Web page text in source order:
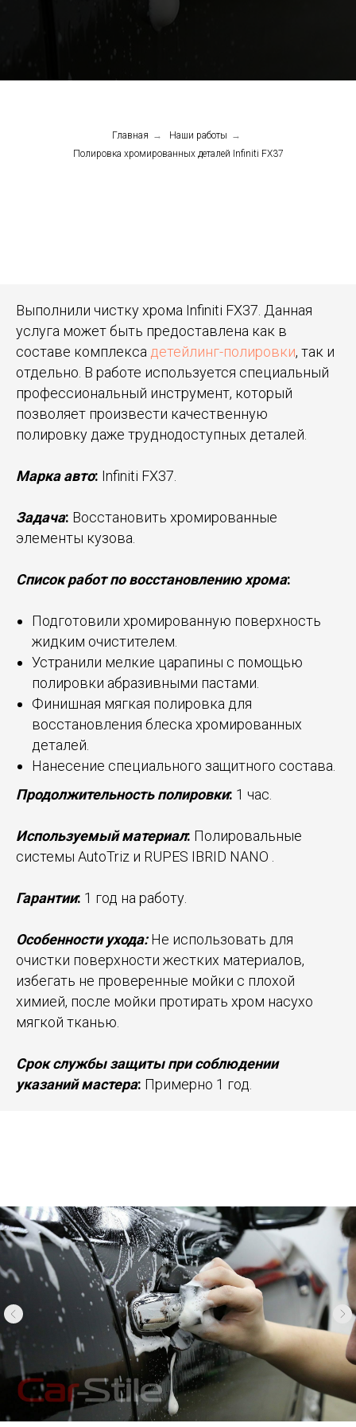
Главная → Наши работы →
Полировка хромированных деталей Infiniti FX37
Выполнили чистку хрома Infiniti FX37. Данная
услуга может быть предоставлена как в
составе комплекса детейлинг-полировки, так и
отдельно. В работе используется специальный
профессиональный инструмент, который
позволяет произвести качественную
полировку даже труднодоступных деталей.
Марка авто: Infiniti FX37.
Задача: Восстановить хромированные
элементы кузова.
Список работ по восстановлению хрома:
Подготовили хромированную поверхность
жидким очистителем.
Устранили мелкие царапины с помощью
полировки абразивными пастами.
Финишная мягкая полировка для
восстановления блеска хромированных
деталей.
Нанесение специального защитного состава.
Продолжительность полировки: 1 час.
Используемый материал: Полировальные
системы AutoTriz и RUPES IBRID NANO .
Гарантии: 1 год на работу.
Особенности ухода: Не использовать для
очистки поверхности жестких материалов,
избегать не проверенные мойки с плохой
химией, после мойки протирать хром насухо
мягкой тканью.
Срок службы защиты при соблюдении
указаний мастера: Примерно 1 год.